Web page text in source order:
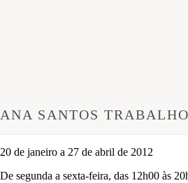
ANA SANTOS TRABALHO
20 de janeiro a 27 de abril de 2012
De segunda a sexta-feira, das 12h00 às